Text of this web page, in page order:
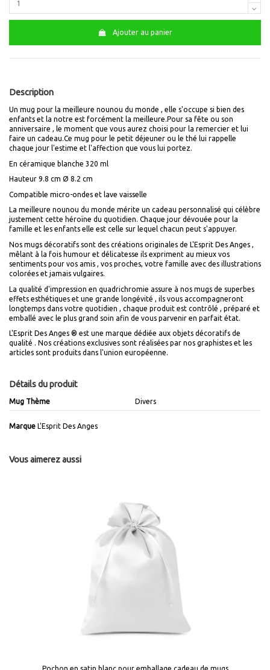
Ajouter au panier
Description
Un mug pour la meilleure nounou du monde , elle s'occupe si bien des
enfants et la notre est forcément la meilleure.Pour sa fête ou son
anniversaire , le moment que vous aurez choisi pour la remercier et lui
faire un cadeau.Ce mug pour le petit déjeuner ou le thé lui rappelle
chaque jour l'estime et l'affection que vous lui portez.
En céramique blanche 320 ml
Hauteur 9.8 cm Ø 8.2 cm
Compatible micro-ondes et lave vaisselle
La meilleure nounou du monde mérite un cadeau personnalisé qui célèbre
justement cette héroïne du quotidien. Chaque jour dévouée pour la
famille et les enfants elle est celle sur lequel chacun peut s'appuyer.
Nos mugs décoratifs sont des créations originales de L'Esprit Des Anges ,
mêlant à la fois humour et délicatesse ils expriment au mieux vos
sentiments pour vos amis , vos proches, votre famille avec des illustrations
colorées et jamais vulgaires.
La qualité d'impression en quadrichromie assure à nos mugs de superbes
effets esthétiques et une grande longévité , ils vous accompagneront
longtemps dans votre quotidien , chaque produit est contrôlé , préparé et
emballé avec le plus grand soin afin de vous parvenir en parfait état.
L'Esprit Des Anges ® est une marque dédiée aux objets décoratifs de
qualité . Nos créations exclusives sont réalisées par nos graphistes et les
articles sont produits dans l'union européenne.
Détails du produit
Mug Thème Divers
Marque L'Esprit Des Anges
Vous aimerez aussi